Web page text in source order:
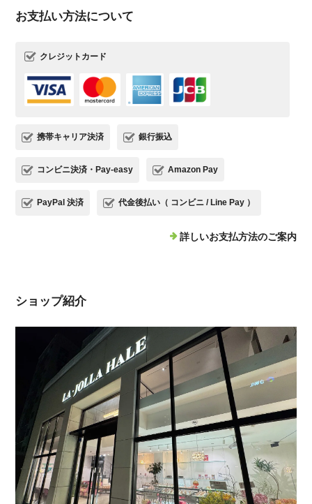
お支払い方法について
クレジットカード
携帯キャリア決済 銀行振込
コンビニ決済・Pay-easy Amazon Pay
PayPal 決済 代金後払い（ コンビニ / Line Pay ）
詳しいお支払方法のご案内
ショップ紹介